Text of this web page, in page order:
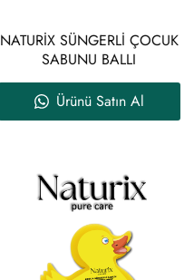
NATURİX SÜNGERLİ ÇOCUK
SABUNU BALLI
Ürünü Satın Al